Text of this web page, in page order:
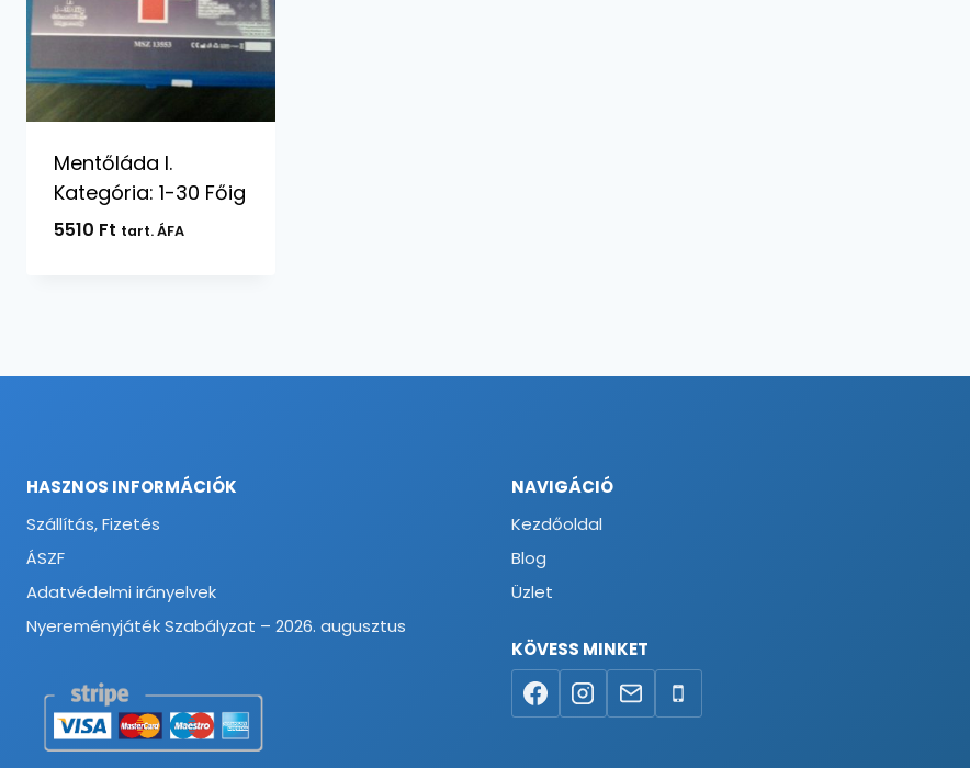
Mentőláda I.
Kategória: 1-30 Főig
5510 Ft tart. ÁFA
HASZNOS INFORMÁCIÓK
Szállítás, Fizetés
ÁSZF
Adatvédelmi irányelvek
Nyereményjáték Szabályzat – 2026. augusztus
NAVIGÁCIÓ
Kezdőoldal
Blog
Üzlet
KÖVESS MINKET